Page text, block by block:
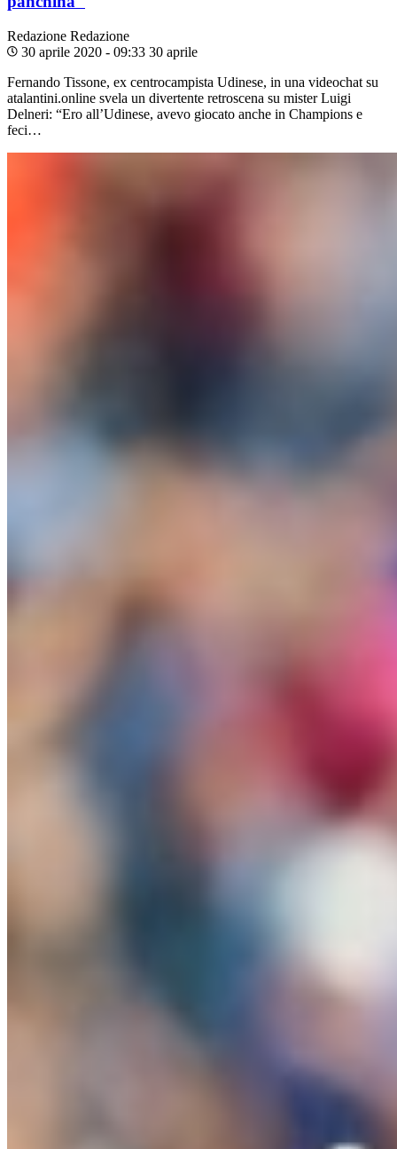
Redazione Redazione
30 aprile 2020 - 09:33 30 aprile
Fernando Tissone, ex centrocampista Udinese, in una videochat su
atalantini.online svela un divertente retroscena su mister Luigi
Delneri: “Ero all’Udinese, avevo giocato anche in Champions e
feci…